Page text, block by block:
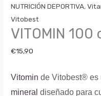
NUTRICIÓN DEPORTIVA,
Vitobest
VITOMIN
€15,90
Vitomin de Vitobest®
mineral diseñado para